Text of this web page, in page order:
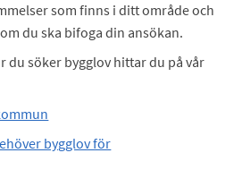
som finns i ditt område och
du ska bifoga din ansökan.
du söker bygglov hittar du på vår
bygglov för